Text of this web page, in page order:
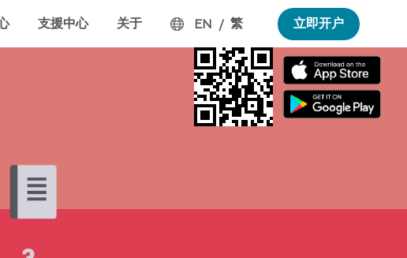
支援中心 关于 EN / 繁 立即开户